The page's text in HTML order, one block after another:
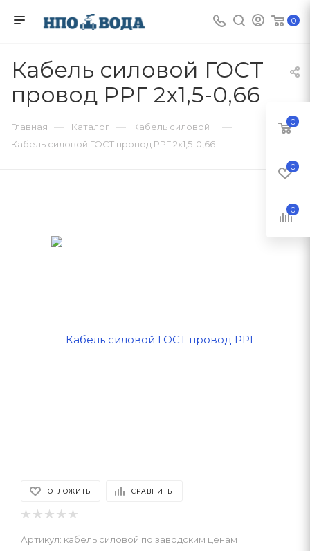
0
Кабель силовой ГОСТ
провод РРГ 2х1,5-0,66
Главная — Каталог — Кабель силовой —
Кабель силовой ГОСТ провод РРГ 2х1,5-0,66
ОТЛОЖИТЬ СРАВНИТЬ
Артикул: кабель силовой по заводским ценам
0
0
0